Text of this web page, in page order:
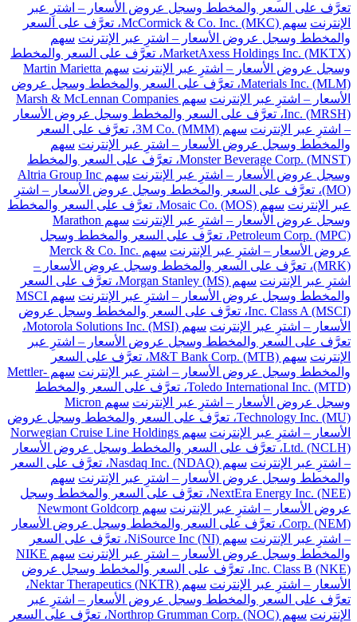
تعرَّف على السعر والمخطط وسجل عروض الأسعار – اشترِ عبر
الإنترنت
سهم McCormick & Co. Inc. (MKC)، تعرَّف على السعر
والمخطط وسجل عروض الأسعار – اشترِ عبر الإنترنت سهم
MarketAxess Holdings Inc. (MKTX)، تعرَّف على السعر والمخطط
وسجل عروض الأسعار – اشترِ عبر الإنترنت
سهم Martin Marietta
Materials Inc. (MLM)، تعرَّف على السعر والمخطط وسجل عروض
الأسعار – اشترِ عبر الإنترنت
سهم Marsh & McLennan Companies
Inc. (MRSH)، تعرَّف على السعر والمخطط وسجل عروض الأسعار
– اشترِ عبر الإنترنت
سهم 3M Co. (MMM)، تعرَّف على السعر
والمخطط وسجل عروض الأسعار – اشترِ عبر الإنترنت سهم
Monster Beverage Corp. (MNST)، تعرَّف على السعر والمخطط
وسجل عروض الأسعار – اشترِ عبر الإنترنت
سهم Altria Group Inc
(MO)، تعرَّف على السعر والمخطط وسجل عروض الأسعار – اشترِ
عبر الإنترنت
سهم Mosaic Co. (MOS)، تعرَّف على السعر والمخطط
وسجل عروض الأسعار – اشترِ عبر الإنترنت
سهم Marathon
Petroleum Corp. (MPC)، تعرَّف على السعر والمخطط وسجل
عروض الأسعار – اشترِ عبر الإنترنت
سهم Merck & Co. Inc.
(MRK)، تعرَّف على السعر والمخطط وسجل عروض الأسعار –
اشترِ عبر الإنترنت
سهم Morgan Stanley (MS)، تعرَّف على السعر
والمخطط وسجل عروض الأسعار – اشترِ عبر الإنترنت
سهم MSCI
Inc. Class A (MSCI)، تعرَّف على السعر والمخطط وسجل عروض
الأسعار – اشترِ عبر الإنترنت
سهم Motorola Solutions Inc. (MSI)،
تعرَّف على السعر والمخطط وسجل عروض الأسعار – اشترِ عبر
الإنترنت
سهم M&T Bank Corp. (MTB)، تعرَّف على السعر
والمخطط وسجل عروض الأسعار – اشترِ عبر الإنترنت
سهم Mettler-
Toledo International Inc. (MTD)، تعرَّف على السعر والمخطط
وسجل عروض الأسعار – اشترِ عبر الإنترنت
سهم Micron
Technology Inc. (MU)، تعرَّف على السعر والمخطط وسجل عروض
الأسعار – اشترِ عبر الإنترنت
سهم Norwegian Cruise Line Holdings
Ltd. (NCLH)، تعرَّف على السعر والمخطط وسجل عروض الأسعار
– اشترِ عبر الإنترنت
سهم Nasdaq Inc. (NDAQ)، تعرَّف على السعر
والمخطط وسجل عروض الأسعار – اشترِ عبر الإنترنت سهم
NextEra Energy Inc. (NEE)، تعرَّف على السعر والمخطط وسجل
عروض الأسعار – اشترِ عبر الإنترنت
سهم Newmont Goldcorp
Corp. (NEM)، تعرَّف على السعر والمخطط وسجل عروض الأسعار
– اشترِ عبر الإنترنت
سهم NiSource Inc (NI)، تعرَّف على السعر
والمخطط وسجل عروض الأسعار – اشترِ عبر الإنترنت
سهم NIKE
Inc. Class B (NKE)، تعرَّف على السعر والمخطط وسجل عروض
الأسعار – اشترِ عبر الإنترنت
سهم Nektar Therapeutics (NKTR)،
تعرَّف على السعر والمخطط وسجل عروض الأسعار – اشترِ عبر
الإنترنت
سهم Northrop Grumman Corp. (NOC)، تعرَّف على السعر